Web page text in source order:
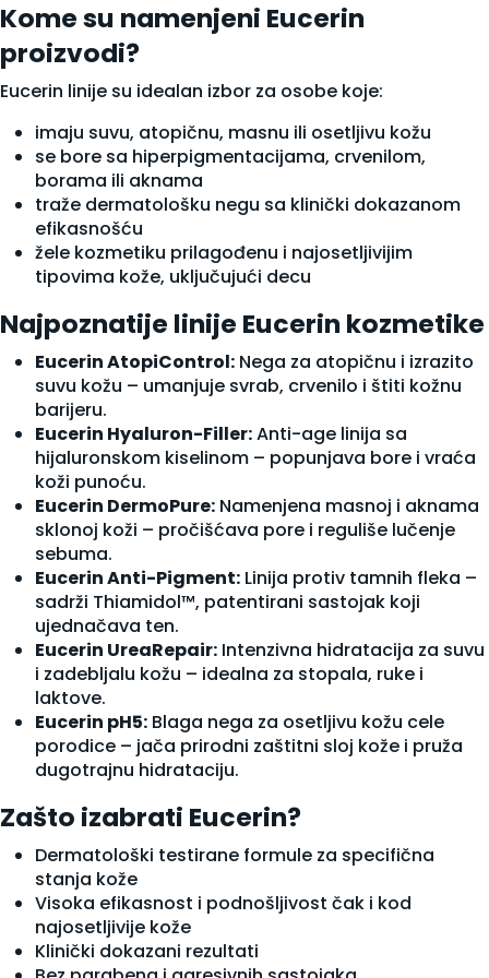
Kome su namenjeni Eucerin
proizvodi?
Eucerin linije su idealan izbor za osobe koje:
imaju suvu, atopičnu, masnu ili osetljivu kožu
se bore sa hiperpigmentacijama, crvenilom,
borama ili aknama
traže dermatološku negu sa klinički dokazanom
efikasnošću
žele kozmetiku prilagođenu i najosetljivijim
tipovima kože, uključujući decu
Najpoznatije linije Eucerin kozmetike
Eucerin AtopiControl: Nega za atopičnu i izrazito
suvu kožu – umanjuje svrab, crvenilo i štiti kožnu
barijeru.
Eucerin Hyaluron-Filler:Anti-age linija sa
hijaluronskom kiselinom – popunjava bore i vraća
koži punoću.
Eucerin DermoPure: Namenjena masnoj i aknama
sklonoj koži – pročišćava pore i reguliše lučenje
sebuma.
Eucerin Anti-Pigment: Linija protiv tamnih fleka –
sadrži Thiamidol™, patentirani sastojak koji
ujednačava ten.
Eucerin UreaRepair: Intenzivna hidratacija za suvu
i zadebljalu kožu – idealna za stopala, ruke i
laktove.
Eucerin pH5: Blaga nega za osetljivu kožu cele
porodice – jača prirodni zaštitni sloj kože i pruža
dugotrajnu hidrataciju.
Zašto izabrati Eucerin?
Dermatološki testirane formule za specifična
stanja kože
Visoka efikasnost i podnošljivost čak i kod
najosetljivije kože
Klinički dokazani rezultati